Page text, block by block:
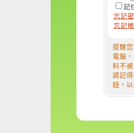
記
忘記
忘記
提醒
電腦
料不
請記
鈕，